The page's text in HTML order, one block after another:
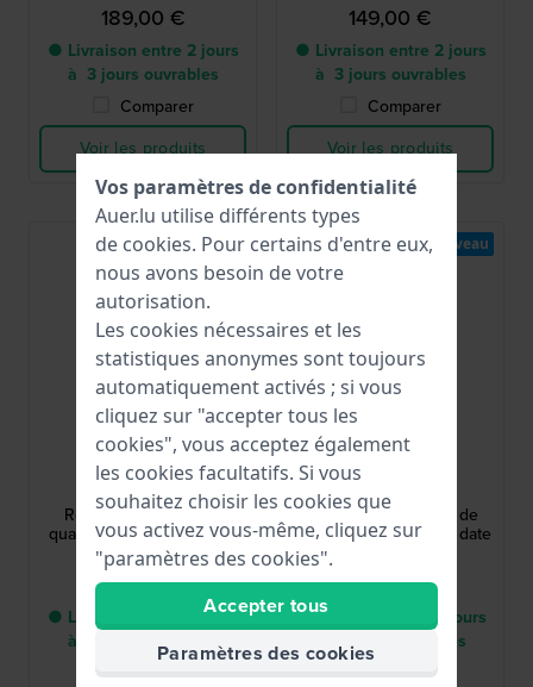
189,00 €
● Livraison entre 2 jours
à 3 jours ouvrables
Comparer
Voir les produits
149,00 €
● Livraison entre 2 jours
à 3 jours ouvrables
Comparer
Voir les produits
Calvin Klein
25200549
Real 42 mm Montre à
quartz pour homme en or
149,00 €
● Livraison entre 2 jours
à 3 jours ouvrables
Comparer
Nouveau
Olympic
Wout 40 mm Montre de
plongée en acier avec date
99,95 €
● Livraison entre 2 jours
à 3 jours ouvrables
Comparer
Nouveau
Vos paramètres de confidentialité
Auer.lu utilise différents types
de cookies. Pour certains d'entre eux,
nous avons besoin de votre
autorisation.
Les cookies nécessaires et les
statistiques anonymes sont toujours
automatiquement activés ; si vous
cliquez sur "accepter tous les
cookies", vous acceptez également
les cookies facultatifs. Si vous
souhaitez choisir les cookies que
vous activez vous-même, cliquez sur
"paramètres des cookies".
Accepter tous
Paramètres des cookies